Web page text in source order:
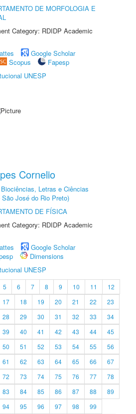
DE MORFOLOGIA E
Category: RDIDP Academic
Google Scholar
Scopus
Fapesp
UNESP
Cornelio
Letras e Ciências
José do Rio Preto)
DE FÍSICA
Category: RDIDP Academic
Google Scholar
Dimensions
UNESP
5 6 7 8 9 10 11
12
17 18 19 20 21 22
23
28 29 30 31 32 33
34
39 40 41 42 43 44
45
50 51 52 53 54 55
56
61 62 63 64 65 66
67
72 73 74 75 76 77
78
83 84 85 86 87 88
89
94 95 96 97 98
99